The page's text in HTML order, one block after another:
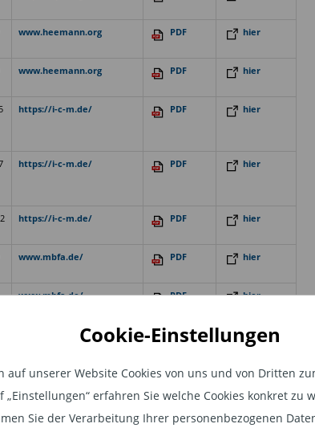
Cookie-Einstellungen
auf unserer Website Cookies von uns und von Dritten
erfahren Sie welche Cookies konkret zu
Sie der Verarbeitung Ihrer personenbezogenen
www.heemann.org PDF hier
www.heemann.org PDF hier
https://i-c-m.de/ PDF hier
https://i-c-m.de/ PDF hier
https://i-c-m.de/ PDF hier
www.mbfa.de/ PDF hier
www.mbfa.de/ PDF hier
www.obc-fonds.de/ PDF hier
www.obc-fonds.de PDF hier